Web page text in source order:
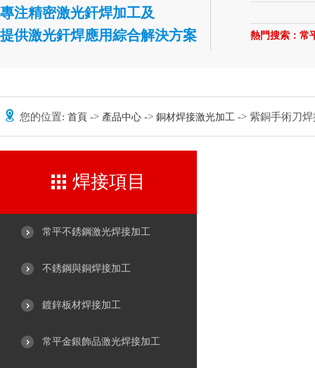
專注精密激光釬焊加工及
提供激光釬焊應用綜合解決方案
熱門搜索： 常
您的位置: 首頁 -> 產品中心 -> 銅材焊接激光加工 -> 紫銅手術刀焊
焊接項目
常平不銹鋼激光焊接加工
不銹鋼與銅焊接加工
鍍鋅板材焊接加工
常平金銀飾品激光焊接加工